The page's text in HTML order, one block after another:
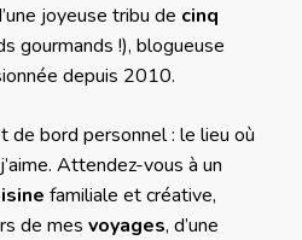
joyeuse tribu de cinq
gourmands !), blogueuse
depuis 2010.
de bord personnel : le lieu où
Attendez-vous à un
familiale et créative,
de mes voyages, d’une